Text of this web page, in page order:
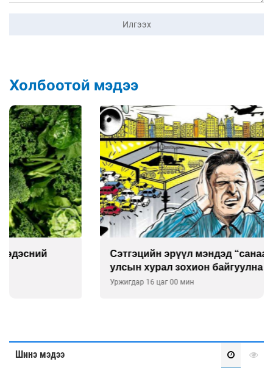
Илгээх
Холбоотой мэдээ
Сэтгэцийн эрүүл мэндэд “санаа тавих” олон
улсын хурал зохион байгуулна
Шинэ мэдээ